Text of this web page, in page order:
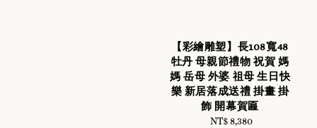
【彩繪雕塑】長108寬48
牡丹 母親節禮物 祝賀 媽
媽 岳母 外婆 祖母 生日快
樂 新居落成送禮 掛畫 掛
飾 開幕賀匾
Regular
NT$ 8,380